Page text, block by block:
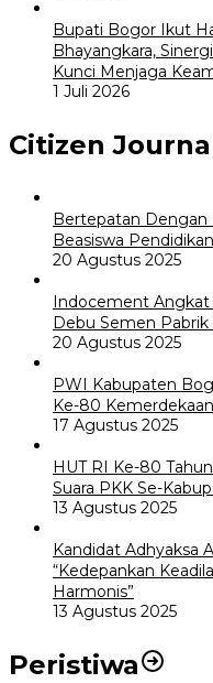
Bupati Bogor Ikut
Bhayangkara,
Kunci Menjaga
1 Juli 2026
Citizen
Bertepatan Dengan
Beasiswa
20 Agustus 2025
Indocement Angkat
Debu Semen
20 Agustus 2025
PWI Kabupaten
Ke-80
17 Agustus 2025
HUT RI Ke-80
Suara PKK Se-
13 Agustus 2025
Kandidat Adhyaksa
“Kedepankan
Harmonis”
13 Agustus 2025
Peristiwa